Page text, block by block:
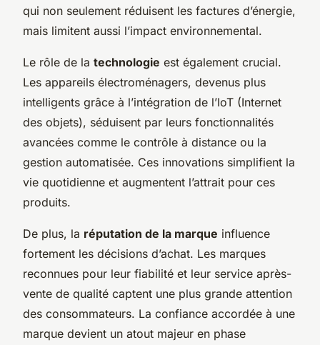
qui non seulement réduisent les factures d’énergie,
mais limitent aussi l’impact environnemental.
Le rôle de la technologie est également crucial.
Les appareils électroménagers, devenus plus
intelligents grâce à l’intégration de l’IoT (Internet
des objets), séduisent par leurs fonctionnalités
avancées comme le contrôle à distance ou la
gestion automatisée. Ces innovations simplifient la
vie quotidienne et augmentent l’attrait pour ces
produits.
De plus, la réputation de la marque influence
fortement les décisions d’achat. Les marques
reconnues pour leur fiabilité et leur service après-
vente de qualité captent une plus grande attention
des consommateurs. La confiance accordée à une
marque devient un atout majeur en phase